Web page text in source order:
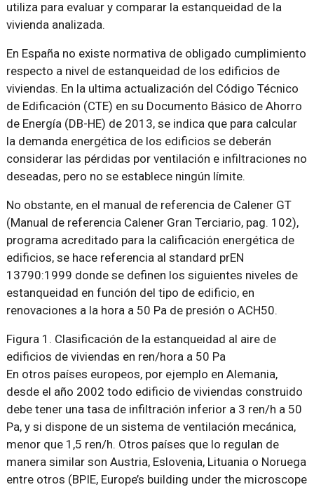
utiliza para evaluar y comparar la estanqueidad de la
vivienda analizada.
En España no existe normativa de obligado cumplimiento
respecto a nivel de estanqueidad de los edificios de
viviendas. En la ultima actualización del Código Técnico
de Edificación (CTE) en su Documento Básico de Ahorro
de Energía (DB-HE) de 2013, se indica que para calcular
la demanda energética de los edificios se deberán
considerar las pérdidas por ventilación e infiltraciones no
deseadas, pero no se establece ningún límite.
No obstante, en el manual de referencia de Calener GT
(Manual de referencia Calener Gran Terciario, pag. 102),
programa acreditado para la calificación energética de
edificios, se hace referencia al standard prEN
13790:1999 donde se definen los siguientes niveles de
estanqueidad en función del tipo de edificio, en
renovaciones a la hora a 50 Pa de presión o ACH50.
Figura 1. Clasificación de la estanqueidad al aire de
edificios de viviendas en ren/hora a 50 Pa
En otros países europeos, por ejemplo en Alemania,
desde el año 2002 todo edificio de viviendas construido
debe tener una tasa de infiltración inferior a 3 ren/h a 50
Pa, y si dispone de un sistema de ventilación mecánica,
menor que 1,5 ren/h. Otros países que lo regulan de
manera similar son Austria, Eslovenia, Lituania o Noruega
entre otros (BPIE, Europe’s building under the microscope